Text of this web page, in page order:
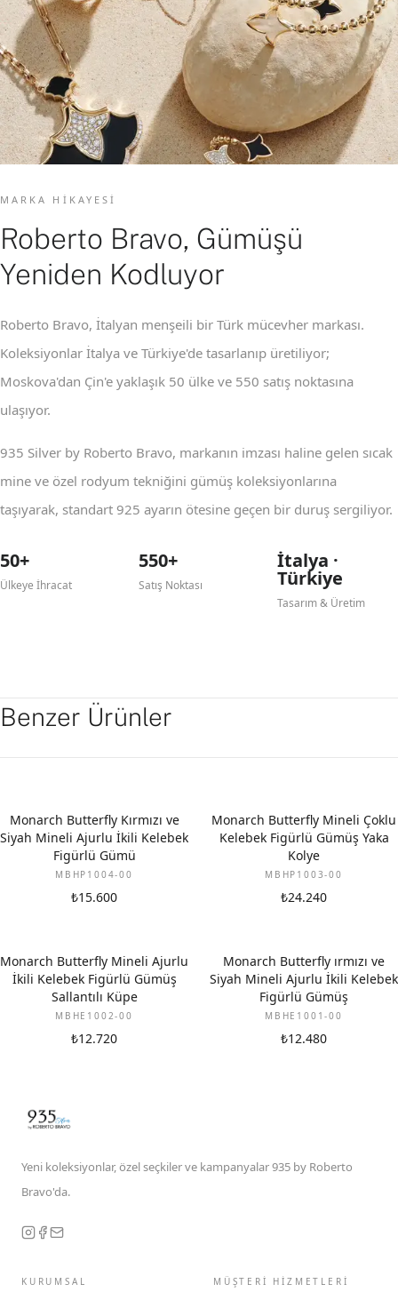
MARKA HIKAYESI
Roberto Bravo, Gümüşü
Yeniden Kodluyor
Roberto Bravo, İtalyan menşeili bir Türk mücevher markası.
Koleksiyonlar İtalya ve Türkiye'de tasarlanıp üretiliyor;
Moskova'dan Çin'e yaklaşık 50 ülke ve 550 satış noktasına
ulaşıyor.
935 Silver by Roberto Bravo, markanın imzası haline gelen sıcak
mine ve özel rodyum tekniğini gümüş koleksiyonlarına
taşıyarak, standart 925 ayarın ötesine geçen bir duruş sergiliyor.
50+
Ülkeye İhracat
550+
Satış Noktası
İtalya ·
Türkiye
Tasarım & Üretim
Benzer Ürünler
Monarch Butterfly Kırmızı ve
Siyah Mineli Ajurlu İkili Kelebek
Figürlü Gümü
MBHP1004-00
₺15.600
Monarch Butterfly Mineli Çoklu
Kelebek Figürlü Gümüş Yaka
Kolye
MBHP1003-00
₺24.240
Monarch Butterfly Mineli Ajurlu
İkili Kelebek Figürlü Gümüş
Sallantılı Küpe
MBHE1002-00
₺12.720
Monarch Butterfly ırmızı ve
Siyah Mineli Ajurlu İkili Kelebek
Figürlü Gümüş
MBHE1001-00
₺12.480
Yeni koleksiyonlar, özel seçkiler ve kampanyalar 935 by Roberto
Bravo'da.
KURUMSAL MÜŞTERİ HİZMETLERİ